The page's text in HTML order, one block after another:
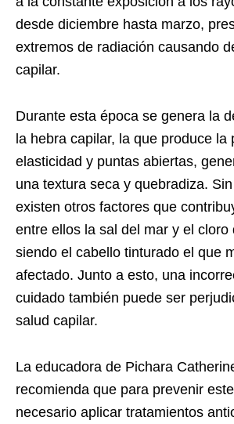
desde diciembre hasta marzo,
extremos de radiación causando
capilar.
Durante esta época se genera la
la hebra capilar, la que produce la
elasticidad y puntas abiertas,
una textura seca y quebradiza.
existen otros factores que
entre ellos la sal del mar y el cloro
siendo el cabello tinturado el que
afectado. Junto a esto, una
cuidado también puede ser
salud capilar.
La educadora de Pichara
recomienda que para prevenir
necesario aplicar tratamientos